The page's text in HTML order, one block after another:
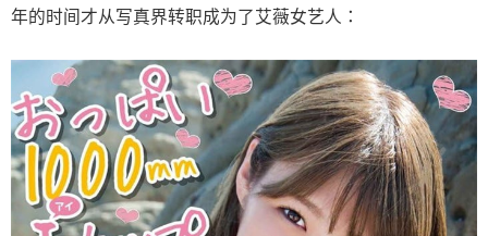
年的时间才从写真界转职成为了艾薇女艺人：